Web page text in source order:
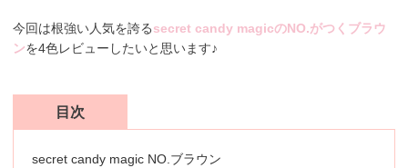
今回は根強い人気を誇るsecret candy magicのNO.がつくブラウ
ンを4色レビューしたいと思います♪
目次
secret candy magic NO.ブラウン